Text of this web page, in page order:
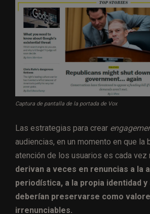
Captura de pantalla de la portada de Vox
Las estrategias para crear
audiencias, en un momento en que la
atención de los usuarios es cada vez
derivan a veces en renuncias a la
periodística, a la propia identidad y
deberían preservarse como
irrenunciables.